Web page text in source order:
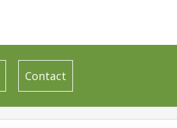
Contact